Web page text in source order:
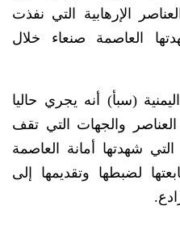
الإرهابية التي نفذت
العاصمة صنعاء خلال
(سبأ) أنه يجري حاليا
والجهات التي تقف
التي شهدتها أمانة العاصمة
لضبطها وتقديمها إلى